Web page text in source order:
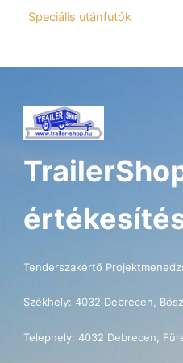
Speciális utánfutók
Tenderszakértő
Székhely: 4032 Debrecen,
Telephely: 4032 Debrecen,